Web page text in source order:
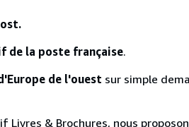
de la poste française.
de l'ouest sur simple
& Brochures, nous